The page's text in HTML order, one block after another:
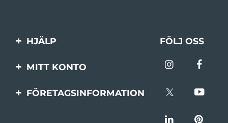
HJÄLP
Kontakta oss
FÖLJ OSS
MITT KONTO
Produktregistrering
FÖRETAGSINFORMATION